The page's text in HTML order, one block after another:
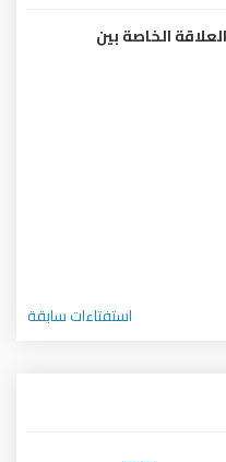
الخاصة بين
استفتاءات سابقة